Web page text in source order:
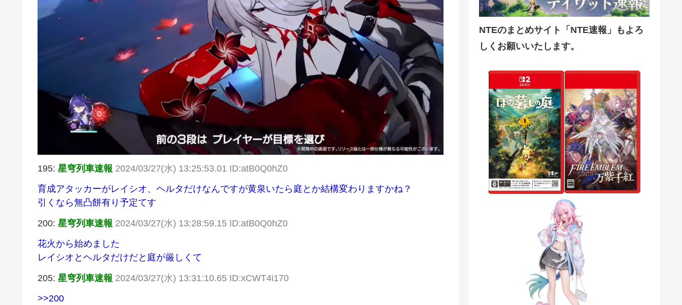
195: 星穹列車速報 2024/03/27(水) 13:25:53.01 ID:atB0Q0hZ0
育成アタッカーがレイシオ、ヘルタだけなんですが黄泉いたら庭とか結構変わりますかね？
引くなら無凸餅有り予定てす
200: 星穹列車速報 2024/03/27(水) 13:28:59.15 ID:atB0Q0hZ0
花火から始めました
レイシオとヘルタだけだと庭が厳しくて
205: 星穹列車速報 2024/03/27(水) 13:31:10.65 ID:xCWT4i170
>>200
NTEのまとめサイト「NTE速報」もよろ
しくお願いいたします。